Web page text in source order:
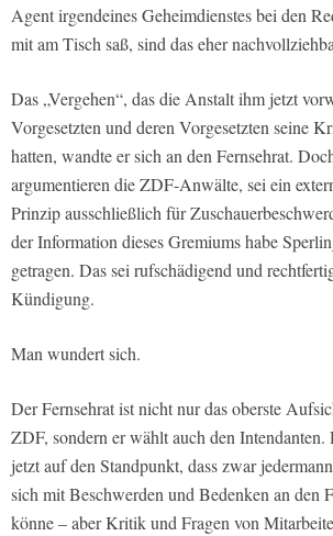
Agent irgendeines Geheimdienstes bei den
mit am Tisch saß, sind das eher
Das „Vergehen“, das die Anstalt ihm jetzt
Vorgesetzten und deren Vorgesetzten seine
hatten, wandte er sich an den Fernsehrat.
argumentieren die ZDF-Anwälte, sei ein
Prinzip ausschließlich für
der Information dieses Gremiums habe
getragen. Das sei rufschädigend und
Kündigung.
Man wundert sich.
Der Fernsehrat ist nicht nur das oberste
ZDF, sondern er wählt auch den Intendanten.
jetzt auf den Standpunkt, dass zwar
sich mit Beschwerden und Bedenken an den
könne – aber Kritik und Fragen von